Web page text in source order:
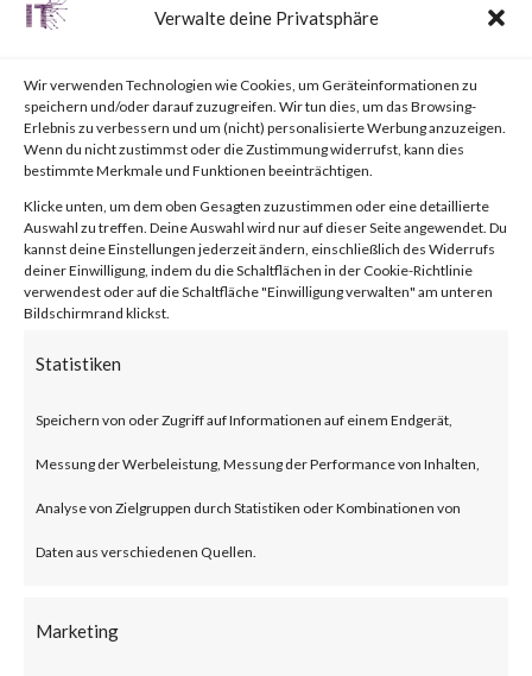
Verwalte deine Privatsphäre
Wir verwenden Technologien wie Cookies, um Geräteinformationen zu
speichern und/oder darauf zuzugreifen. Wir tun dies, um das Browsing-
Erlebnis zu verbessern und um (nicht) personalisierte Werbung anzuzeigen.
Wenn du nicht zustimmst oder die Zustimmung widerrufst, kann dies
bestimmte Merkmale und Funktionen beeinträchtigen.
Klicke unten, um dem oben Gesagten zuzustimmen oder eine detaillierte
Auswahl zu treffen. Deine Auswahl wird nur auf dieser Seite angewendet. Du
kannst deine Einstellungen jederzeit ändern, einschließlich des Widerrufs
deiner Einwilligung, indem du die Schaltflächen in der Cookie-Richtlinie
verwendest oder auf die Schaltfläche "Einwilligung verwalten" am unteren
Bildschirmrand klickst.
Statistiken
Speichern von oder Zugriff auf Informationen auf einem Endgerät,
Messung der Werbeleistung, Messung der Performance von Inhalten,
Analyse von Zielgruppen durch Statistiken oder Kombinationen von
Daten aus verschiedenen Quellen.
Marketing
von 14. Juli 2023|Unkategorisiert|0 Kommentare
Facebook 0
What is the Attack?
On June 11, 2023, Microsoft
released an advisory and a blog
attacks against defense and